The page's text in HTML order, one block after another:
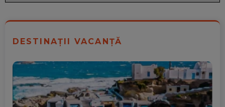
DESTINAȚII VACANȚĂ